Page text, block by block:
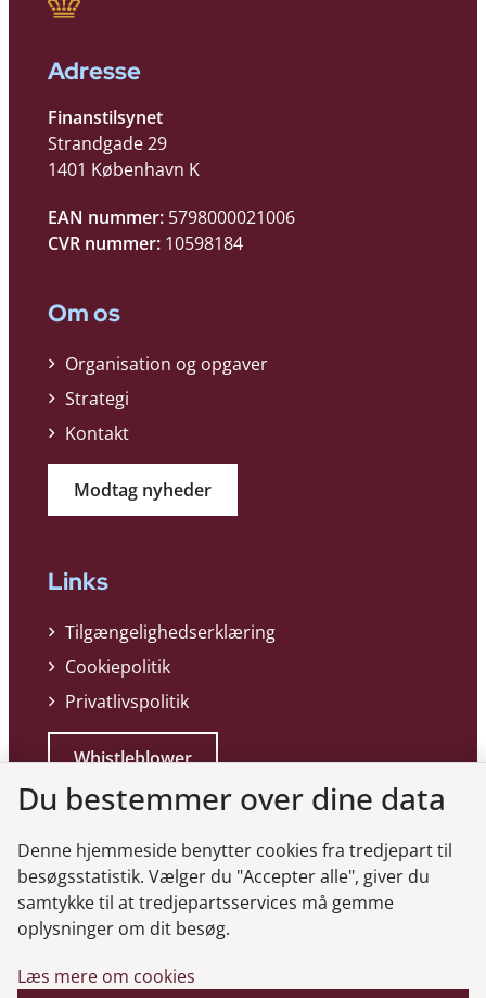
Adresse
Finanstilsynet
Strandgade 29
1401 København K
EAN nummer: 5798000021006
CVR nummer: 10598184
Om os
Organisation og opgaver
Strategi
Kontakt
Modtag nyheder
Links
Tilgængelighedserklæring
Cookiepolitik
Privatlivspolitik
Whistleblower
Genveje
Gå til virksomhedsregisteret
Du bestemmer over dine data
Denne hjemmeside benytter cookies fra tredjepart til
besøgsstatistik. Vælger du "Accepter alle", giver du
samtykke til at tredjepartsservices må gemme
oplysninger om dit besøg.
Læs mere om cookies